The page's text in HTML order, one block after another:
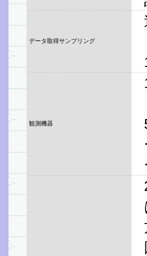
データ取得サンプリング
観測機器